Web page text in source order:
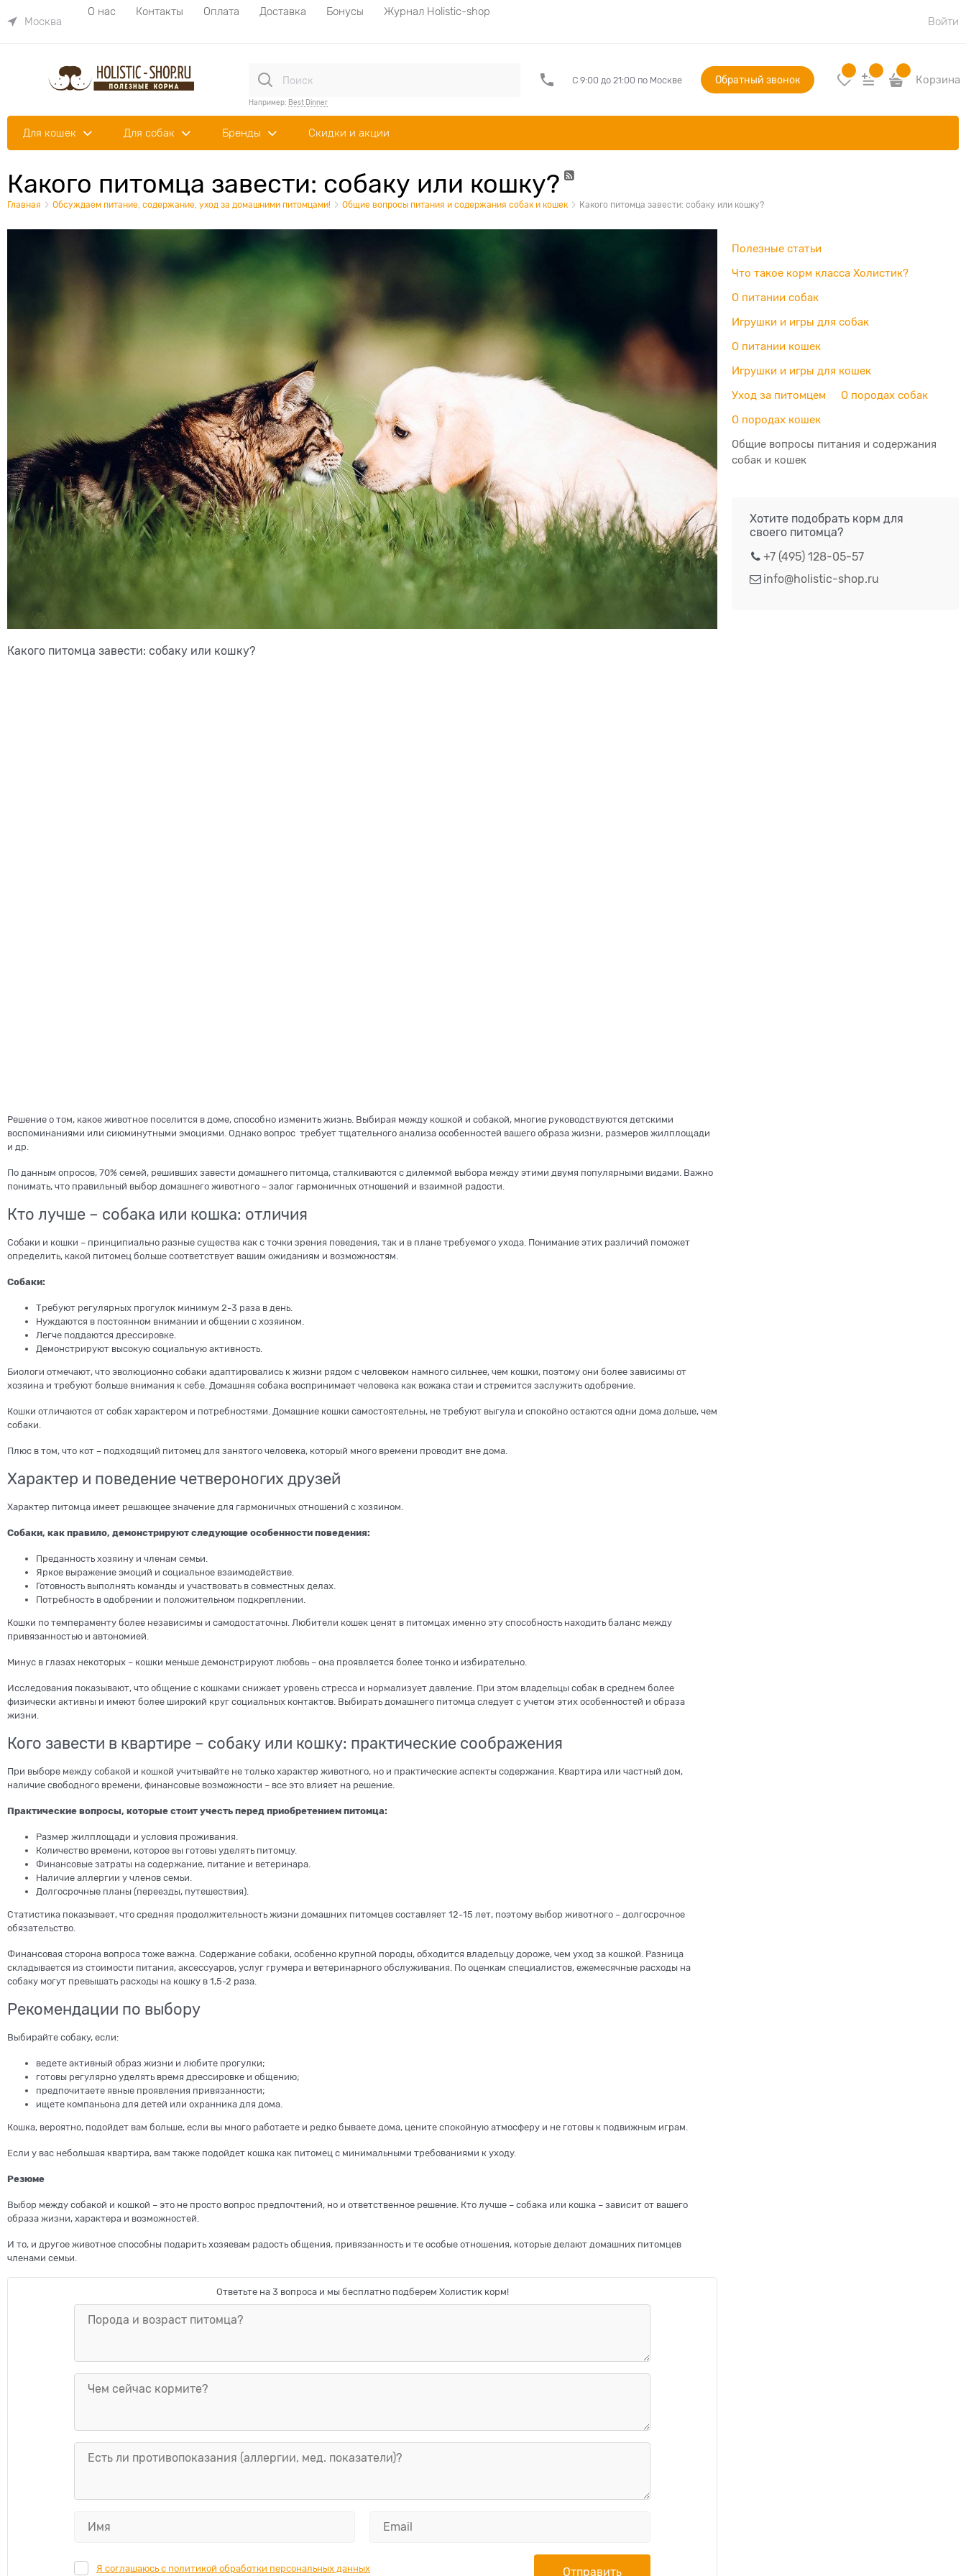
Москва
О нас Контакты Оплата Доставка Бонусы
Журнал Holistic-shop
Войти
Например: Best Dinner
С 9:00 до 21:00 по Москве Обратный звонок Корзина
Для кошек Для собак Бренды Скидки и акции
Какого питомца завести: собаку или кошку?
Главная Обсуждаем питание, содержание, уход за домашними питомцами! Общие вопросы питания и содержания собак и кошек Какого питомца завести: собаку или кошку?
Какого питомца завести: собаку или кошку?
Решение о том, какое животное поселится в доме, способно изменить жизнь. Выбирая между кошкой и собакой, многие руководствуются детскими
воспоминаниями или сиюминутными эмоциями. Однако вопрос требует тщательного анализа особенностей вашего образа жизни, размеров жилплощади
и др.
По данным опросов, 70% семей, решивших завести домашнего питомца, сталкиваются с дилеммой выбора между этими двумя популярными видами. Важно
понимать, что правильный выбор домашнего животного – залог гармоничных отношений и взаимной радости.
Кто лучше – собака или кошка: отличия
Собаки и кошки – принципиально разные существа как с точки зрения поведения, так и в плане требуемого ухода. Понимание этих различий поможет
определить, какой питомец больше соответствует вашим ожиданиям и возможностям.
Собаки:
Требуют регулярных прогулок минимум 2-3 раза в день.
Нуждаются в постоянном внимании и общении с хозяином.
Легче поддаются дрессировке.
Демонстрируют высокую социальную активность.
Биологи отмечают, что эволюционно собаки адаптировались к жизни рядом с человеком намного сильнее, чем кошки, поэтому они более зависимы от
хозяина и требуют больше внимания к себе. Домашняя собака воспринимает человека как вожака стаи и стремится заслужить одобрение.
Кошки отличаются от собак характером и потребностями. Домашние кошки самостоятельны, не требуют выгула и спокойно остаются одни дома дольше, чем
собаки.
Плюс в том, что кот – подходящий питомец для занятого человека, который много времени проводит вне дома.
Характер и поведение четвероногих друзей
Характер питомца имеет решающее значение для гармоничных отношений с хозяином.
Собаки, как правило, демонстрируют следующие особенности поведения:
Преданность хозяину и членам семьи.
Яркое выражение эмоций и социальное взаимодействие.
Готовность выполнять команды и участвовать в совместных делах.
Потребность в одобрении и положительном подкреплении.
Кошки по темпераменту более независимы и самодостаточны. Любители кошек ценят в питомцах именно эту способность находить баланс между
привязанностью и автономией.
Минус в глазах некоторых – кошки меньше демонстрируют любовь – она проявляется более тонко и избирательно.
Исследования показывают, что общение с кошками снижает уровень стресса и нормализует давление. При этом владельцы собак в среднем более
физически активны и имеют более широкий круг социальных контактов. Выбирать домашнего питомца следует с учетом этих особенностей и образа
жизни.
Кого завести в квартире – собаку или кошку: практические соображения
При выборе между собакой и кошкой учитывайте не только характер животного, но и практические аспекты содержания. Квартира или частный дом,
наличие свободного времени, финансовые возможности – все это влияет на решение.
Практические вопросы, которые стоит учесть перед приобретением питомца:
Размер жилплощади и условия проживания.
Количество времени, которое вы готовы уделять питомцу.
Финансовые затраты на содержание, питание и ветеринара.
Наличие аллергии у членов семьи.
Долгосрочные планы (переезды, путешествия).
Статистика показывает, что средняя продолжительность жизни домашних питомцев составляет 12-15 лет, поэтому выбор животного – долгосрочное
обязательство.
Финансовая сторона вопроса тоже важна. Содержание собаки, особенно крупной породы, обходится владельцу дороже, чем уход за кошкой. Разница
складывается из стоимости питания, аксессуаров, услуг грумера и ветеринарного обслуживания. По оценкам специалистов, ежемесячные расходы на
собаку могут превышать расходы на кошку в 1,5-2 раза.
Рекомендации по выбору
Выбирайте собаку, если:
ведете активный образ жизни и любите прогулки;
готовы регулярно уделять время дрессировке и общению;
предпочитаете явные проявления привязанности;
ищете компаньона для детей или охранника для дома.
Кошка, вероятно, подойдет вам больше, если вы много работаете и редко бываете дома, цените спокойную атмосферу и не готовы к подвижным играм.
Если у вас небольшая квартира, вам также подойдет кошка как питомец с минимальными требованиями к уходу.
Резюме
Выбор между собакой и кошкой – это не просто вопрос предпочтений, но и ответственное решение. Кто лучше – собака или кошка – зависит от вашего
образа жизни, характера и возможностей.
И то, и другое животное способны подарить хозяевам радость общения, привязанность и те особые отношения, которые делают домашних питомцев
членами семьи.
Ответьте на 3 вопроса и мы бесплатно подберем Холистик корм!
Я соглашаюсь с политикой обработки персональных данных
Полезные статьи
Что такое корм класса Холистик?
О питании собак
Игрушки и игры для собак
О питании кошек
Игрушки и игры для кошек
Уход за питомцем О породах собак
О породах кошек
Общие вопросы питания и содержания
собак и кошек
Хотите подобрать корм для
своего питомца?
+7 (495) 128-05-57
info@holistic-shop.ru